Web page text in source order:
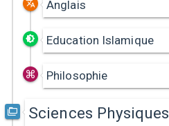
Anglais
Education Islamique
Philosophie
Sciences Physiques